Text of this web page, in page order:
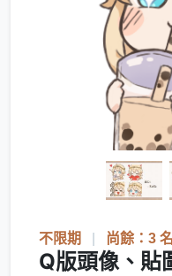
不限期 尚餘：3 名
Q版頭像、貼